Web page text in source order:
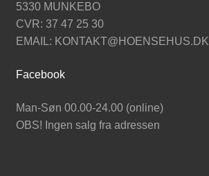
5330 MUNKEBO
CVR: 37 47 25 30
EMAIL: KONTAKT@HOENSEHUS.DK
Facebook
Man-Søn 00.00-24.00 (online)
OBS! Ingen salg fra adressen